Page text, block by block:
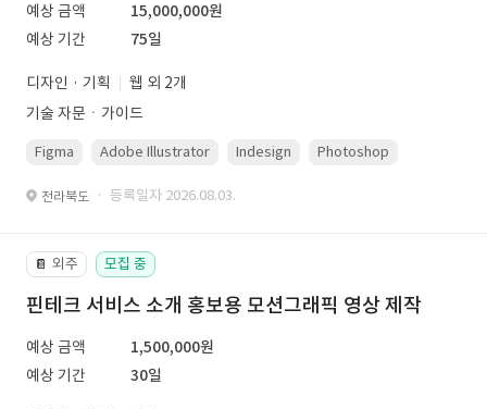
예상 금액
15,000,000원
예상 기간
75일
디자인 · 기획
웹 외 2개
기술 자문ㆍ가이드
Figma Adobe Illustrator Indesign Photoshop
전라북도 · 등록일자 2026.08.03.
📔 외주 모집 중
핀테크 서비스 소개 홍보용 모션그래픽 영상 제작
예상 금액
1,500,000원
예상 기간
30일